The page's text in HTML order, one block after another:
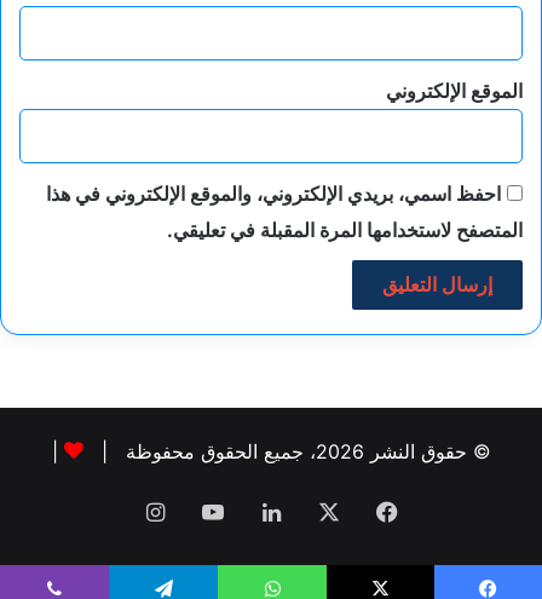
الموقع الإلكتروني
احفظ اسمي، بريدي الإلكتروني، والموقع الإلكتروني في هذا
المتصفح لاستخدامها المرة المقبلة في تعليقي.
© حقوق النشر 2026، جميع الحقوق محفوظة |
فيسبوك لينكدإن‫YouTubeانستقرام